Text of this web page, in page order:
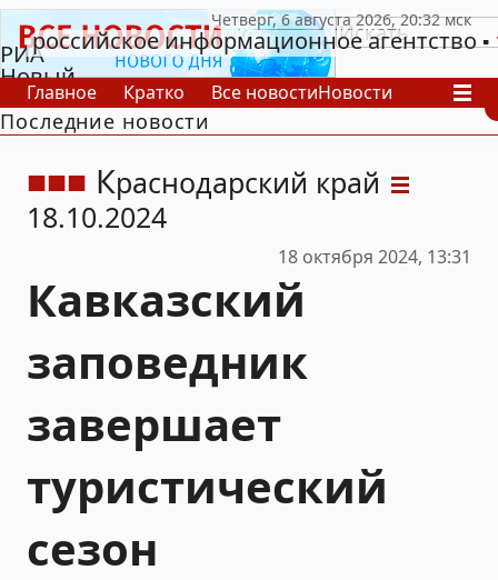
РИА
Новый
День
российское информационное агентство
Главное Кратко Все новостиНовости
В России
В мире
Последние новости
Краснодарский край
18.10.2024
18 октября 2024, 13:31
Кавказский
заповедник
завершает
туристический
сезон